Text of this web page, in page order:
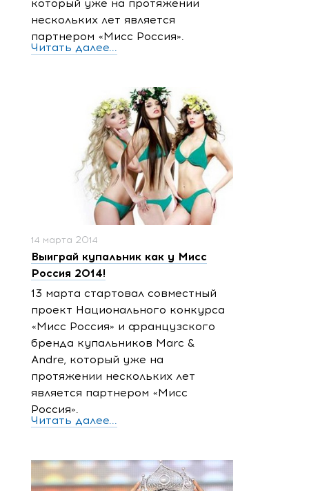
который уже на протяжении
нескольких лет является
партнером «Мисс Россия».
Читать далее...
14 марта 2014
Выиграй купальник как у Мисс
Россия 2014!
13 марта стартовал совместный
проект Национального конкурса
«Мисс Россия» и французского
бренда купальников Marc &
Andre, который уже на
протяжении нескольких лет
является партнером «Мисс
Россия».
Читать далее...